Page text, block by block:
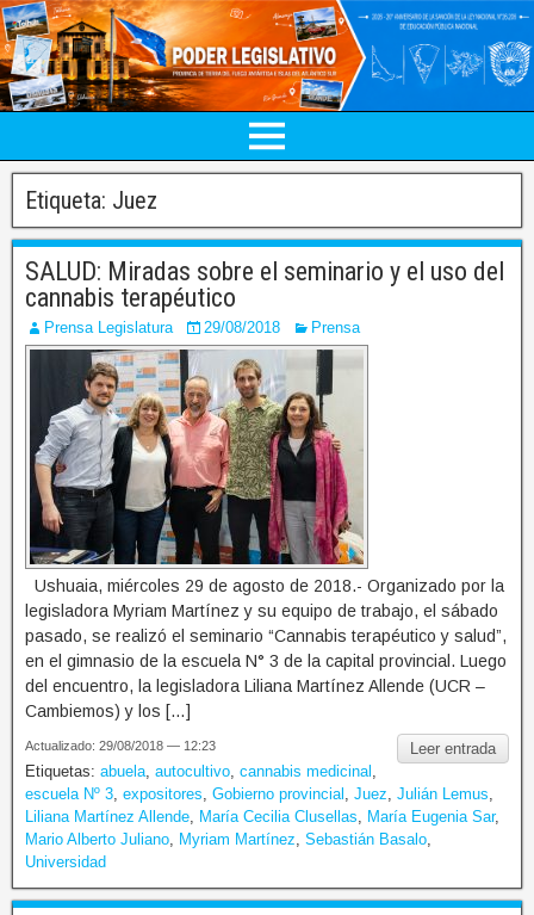
Etiqueta: Juez
SALUD: Miradas sobre el seminario y el uso del
cannabis terapéutico
Prensa Legislatura 29/08/2018 Prensa
Ushuaia, miércoles 29 de agosto de 2018.- Organizado por la
legisladora Myriam Martínez y su equipo de trabajo, el sábado
pasado, se realizó el seminario “Cannabis terapéutico y salud”,
en el gimnasio de la escuela N° 3 de la capital provincial. Luego
del encuentro, la legisladora Liliana Martínez Allende (UCR –
Cambiemos) y los […]
Leer entrada
Actualizado: 29/08/2018 — 12:23
Etiquetas: abuela autocultivo cannabis medicinal
escuela Nº 3 expositores Gobierno provincial Juez Julián Lemus
Liliana Martínez Allende
María Cecilia Clusellas María Eugenia Sar,
Mario Alberto Juliano
Myriam Martínez Sebastián Basalo
Universidad